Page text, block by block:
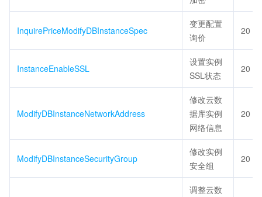
InquirePriceModifyDBInstanceSpec
变更配置
询价
20
InstanceEnableSSL
设置实例
SSL状态
20
ModifyDBInstanceNetworkAddress
修改云数
据库实例
网络信息
20
ModifyDBInstanceSecurityGroup
修改实例
安全组
20
调整云数